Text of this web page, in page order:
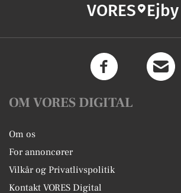
VORES Ejby
OM VORES DIGITAL
Om os
For annoncører
Vilkår og Privatlivspolitik
Kontakt VORES Digital